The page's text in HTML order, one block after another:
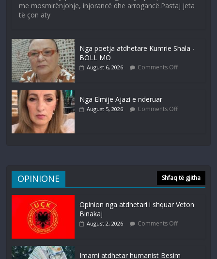
me mosmirënjohje, injorancë dhe arrogancë.Pastaj jeta
të çon aty
Nga poetja atdhetare Kumrie Shala -
BOLL MO
August 6, 2026 Comments Off
Nga Elmije Ajazi e nderuar
August 5, 2026 Comments Off
OPINIONE Shfaq të gjitha
Opinion nga atdhetari i shquar Veton
Binakaj
August 2, 2026 Comments Off
Imami atdhetar humanist Besim